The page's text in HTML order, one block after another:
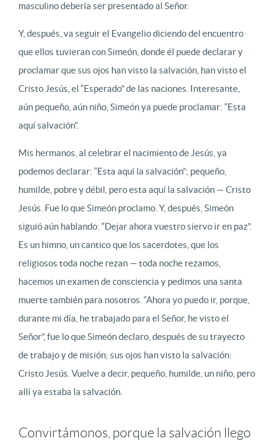
masculino debería ser presentado al Señor.
Y, después, va seguir el Evangelio diciendo del encuentro
que ellos tuvieran con Simeón, donde él puede declarar y
proclamar que sus ojos han visto la salvación, han visto el
Cristo Jesús, el “Esperado” de las naciones. Interesante,
aún pequeño, aún niño, Simeón ya puede proclamar: “Esta
aquí salvación”.
Mis hermanos, al celebrar el nacimiento de Jesús, ya
podemos declarar: “Esta aquí la salvación”; pequeño,
humilde, pobre y débil, pero esta aquí la salvación — Cristo
Jesús. Fue lo que Simeón proclamo. Y, después, Simeón
siguió aún hablando: “Dejar ahora vuestro siervo ir en paz”.
Es un himno, un cantico que los sacerdotes, que los
religiosos toda noche rezan — toda noche rezamos,
hacemos un examen de consciencia y pedimos una santa
muerte también para nosotros. “Ahora yo puedo ir, porque,
durante mi día, he trabajado para el Señor, he visto el
Señor”, fue lo que Simeón declaro, después de su trayecto
de trabajo y de misión; sus ojos han visto la salvación:
Cristo Jesús. Vuelve a decir, pequeño, humilde, un niño, pero
allí ya estaba la salvación.
Convirtámonos, porque la salvación llego